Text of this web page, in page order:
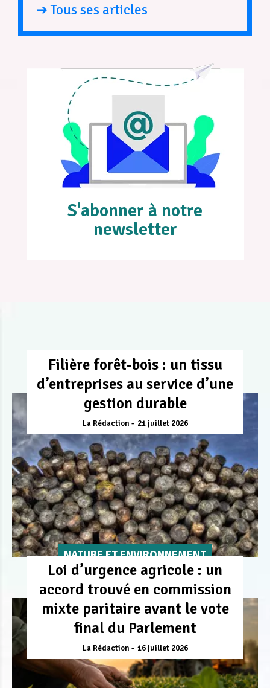
➔ Tous ses articles
S'abonner à notre
newsletter
Filière forêt-bois : un tissu
d’entreprises au service d’une
gestion durable
La Rédaction 21 juillet 2026
NATURE ET ENVIRONNEMENT
Loi d’urgence agricole : un
accord trouvé en commission
mixte paritaire avant le vote
final du Parlement
La Rédaction 16 juillet 2026